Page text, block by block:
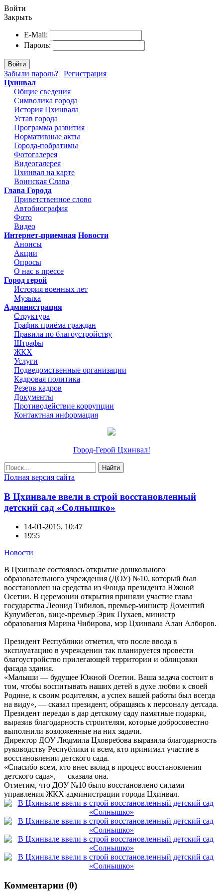
Войти
Закрыть
E-Mail:
Пароль:
Войти
Забыли пароль? | Регистрация
Цхинвал
Общие сведения
Символика города
История Цхинвала
Устав города
Программа развития
Нормативные акты
Города-побратимы
Фотогалерея
Видеогалерея
Цхинвал на карте
Воинская Слава
Глава Города
Приветственное слово
Автобиография
Фото
Видео
Интернет-приемная Новости
Анонсы
Акции
Опросы
О нас в прессе
Город герой
История военных лет
Музыка
Администрация
Структура
График приёма граждан
Правила по благоустройству
Штрафы
ЖКХ
Услуги
Подведомственные организации
Кадровая политика
Резерв кадров
Документы
Противодействие коррупции
Контактная информация
Город-Герой Цхинвал!
Найти
Полная версия сайта
В Цхинвале ввели в строй восстановленный
детский сад «Солнышко»
14-01-2015, 10:47
1955
Новости
В Цхинвале состоялось открытие дошкольного
образовательного учреждения (ДОУ) №10, который был
восстановлен на средства из Фонда президента Южной
Осетии. В церемонии открытия приняли участие глава
государства Леонид Тибилов, премьер-министр Доментий
Кулумбегов, вице-премьер Эрик Пухаев, министр
образования Марина Чибирова, мэр Цхинвала Алан Алборов.
Президент Республики отметил, что после ввода в
эксплуатацию в учреждении так планируется провести
благоустройство прилегающей территории и облицовки
фасада здания.
«Малыши — будущее Южной Осетии. Ваша задача состоит в
том, чтобы воспитывать наших детей в духе любви к своей
Родине, к своим родителям, а успех вашей работы был всегда
на виду», — сказал президент, обращаясь к персоналу детсада.
Президент передал в дар детскому саду памятные подарки,
выразив благодарность строителям, которые добросовестно
выполнили возложенные на них задачи.
Директор ДОУ Людмила Цховребова выразила благодарность
руководству Республики и всем, кто принимал участие в
восстановлении детского сада.
«Спасибо всем, кто внес вклад в процесс восстановления
детского сада», — сказала она.
Отметим, что ДОУ №10 было восстановлено силами
управления ЖКХ администрации города Цхинвал.
Комментарии (0)